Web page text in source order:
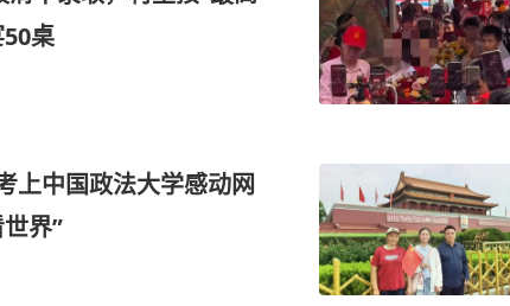
桌
上中国政法大学感动网
界”